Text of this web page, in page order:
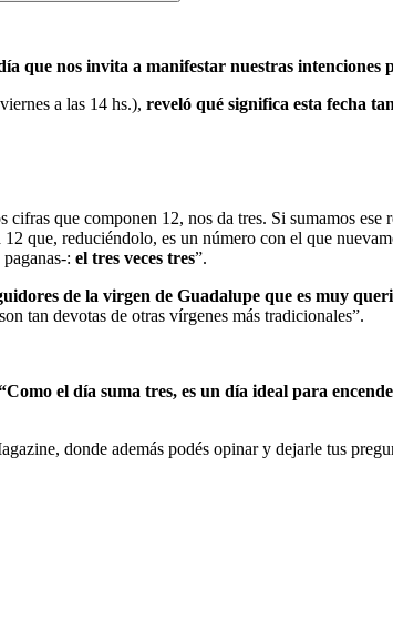
que nos invita a manifestar nuestras intenciones
a las 14 hs.), reveló qué significa esta fecha
que componen 12, nos da tres. Si sumamos
que, reduciéndolo, es un número con el que
: el tres veces tres”.
de la virgen de Guadalupe que es muy
tan devotas de otras vírgenes más tradicionales”.
el día suma tres, es un día ideal para
donde además podés opinar y dejarle tus